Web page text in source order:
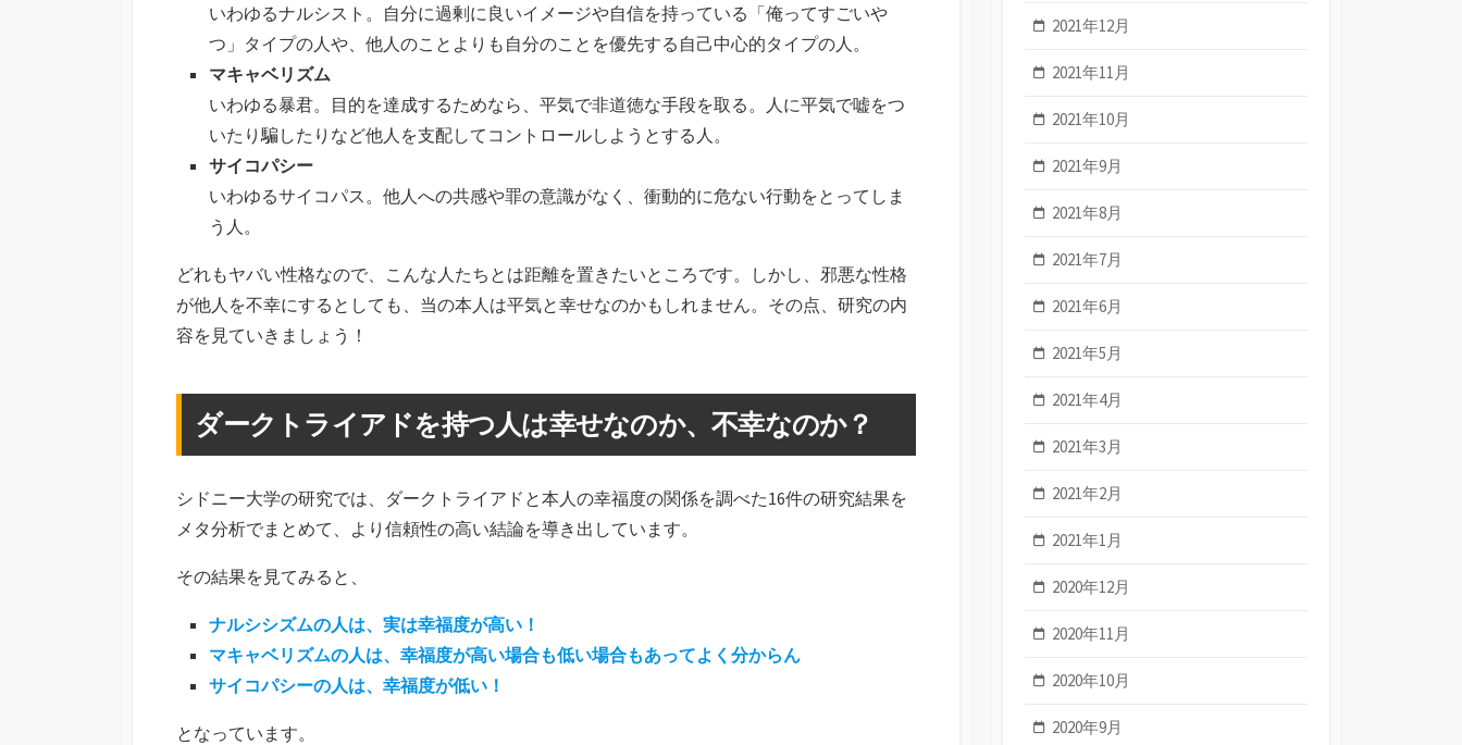
いわゆるナルシスト。自分に過剰に良いイメージや自信を持っている「俺ってすごいや
つ」タイプの人や、他人のことよりも自分のことを優先する自己中心的タイプの人。
マキャベリズム
いわゆる暴君。目的を達成するためなら、平気で非道徳な手段を取る。人に平気で嘘をつ
いたり騙したりなど他人を支配してコントロールしようとする人。
サイコパシー
いわゆるサイコパス。他人への共感や罪の意識がなく、衝動的に危ない行動をとってしま
う人。
どれもヤバい性格なので、こんな人たちとは距離を置きたいところです。しかし、邪悪な性格
が他人を不幸にするとしても、当の本人は平気と幸せなのかもしれません。その点、研究の内
容を見ていきましょう！
ダークトライアドを持つ人は幸せなのか、不幸なのか？
シドニー大学の研究では、ダークトライアドと本人の幸福度の関係を調べた16件の研究結果を
メタ分析でまとめて、より信頼性の高い結論を導き出しています。
その結果を見てみると、
ナルシシズムの人は、実は幸福度が高い！
マキャベリズムの人は、幸福度が高い場合も低い場合もあってよく分からん
サイコパシーの人は、幸福度が低い！
となっています。
2021年12月
2021年11月
2021年10月
2021年9月
2021年8月
2021年7月
2021年6月
2021年5月
2021年4月
2021年3月
2021年2月
2021年1月
2020年12月
2020年11月
2020年10月
2020年9月